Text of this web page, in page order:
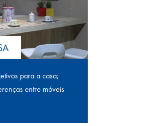
para a casa;
entre móveis